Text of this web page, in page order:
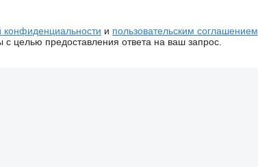
конфиденциальности и пользовательским соглашением
целью предоставления ответа на ваш запрос.